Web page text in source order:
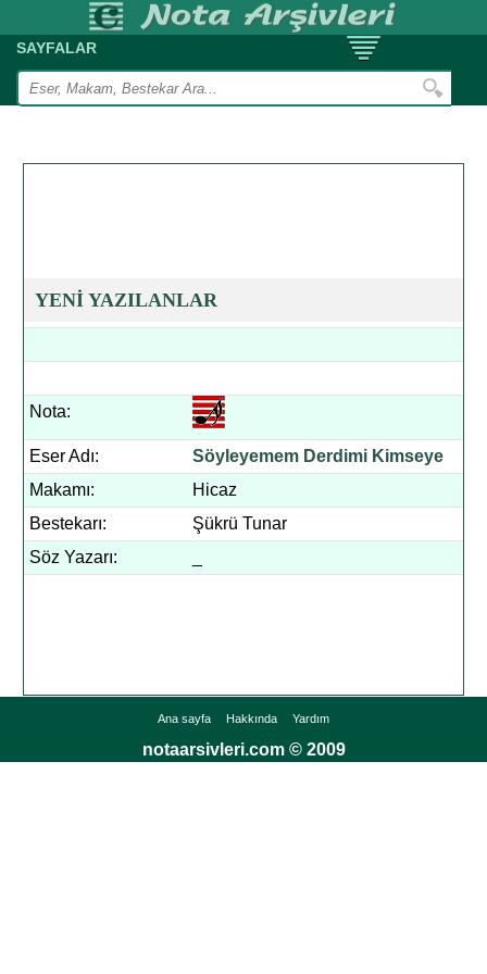
SAYFALAR
YENİ YAZILANLAR
Nota:
Eser Adı:
Söyleyemem Derdimi Kimseye
Makamı:
Hicaz
Bestekarı:
Şükrü Tunar
Söz Yazarı:
Ana sayfa Hakkında Yardım
notaarsivleri.com © 2009